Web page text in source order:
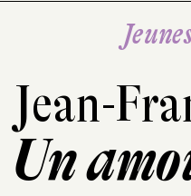
Jean-
Un